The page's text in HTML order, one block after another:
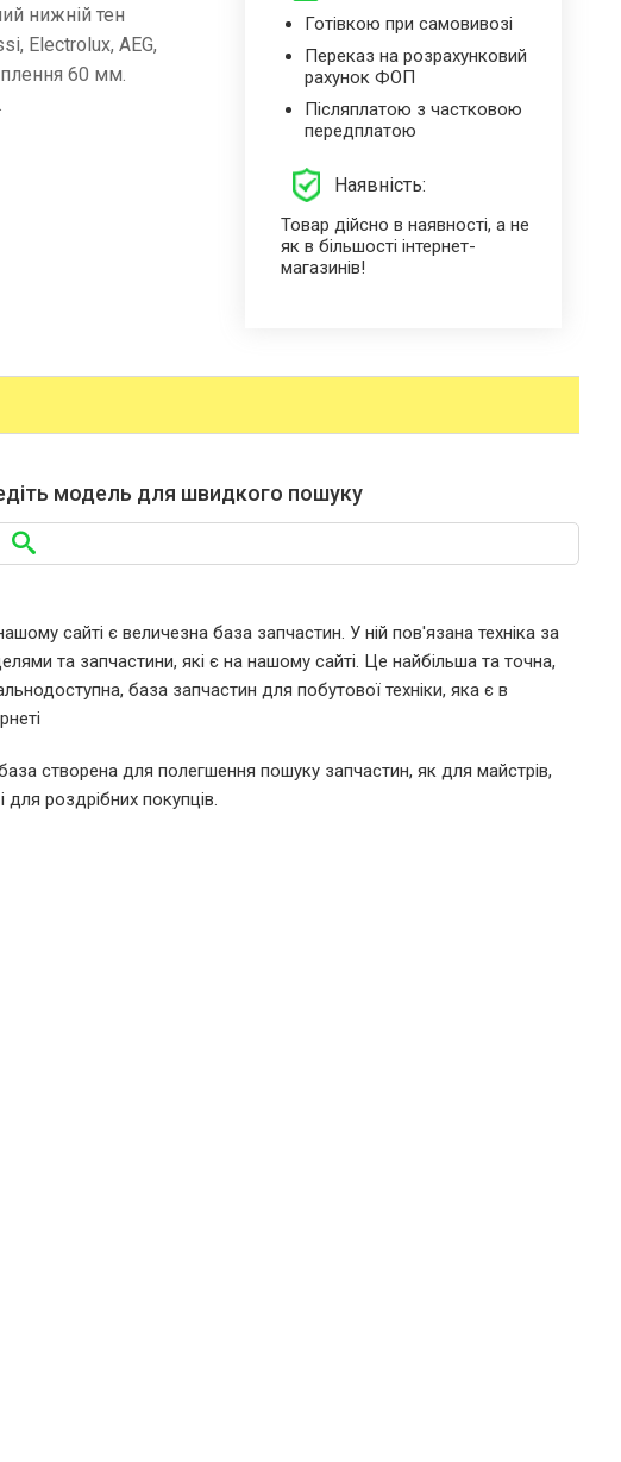
нижній тен
Electrolux, AEG,
60 мм.
Готівкою при самовивозі
Переказ на розрахунковий
рахунок ФОП
Післяплатою з частковою
передплатою
Наявність:
Товар дійсно в наявності, а не
як в більшості інтернет-
магазинів!
модель для швидкого пошуку
сайті є величезна база запчастин. У ній пов'язана техніка за
та запчастини, які є на нашому сайті. Це найбільша та точна,
база запчастин для побутової техніки, яка є в
створена для полегшення пошуку запчастин, як для майстрів,
для роздрібних покупців.